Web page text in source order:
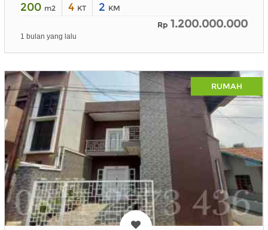
200 m2 4 KT 2 KM
Rp 1.200.000.000
1 bulan yang lalu
RUMAH